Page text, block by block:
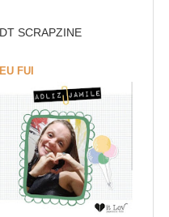
DT SCRAPZINE
EU FUI